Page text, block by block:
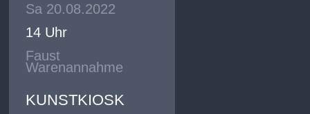
Sa 20.08.2022
14 Uhr
Faust
Warenannahme
KUNSTKIOSK